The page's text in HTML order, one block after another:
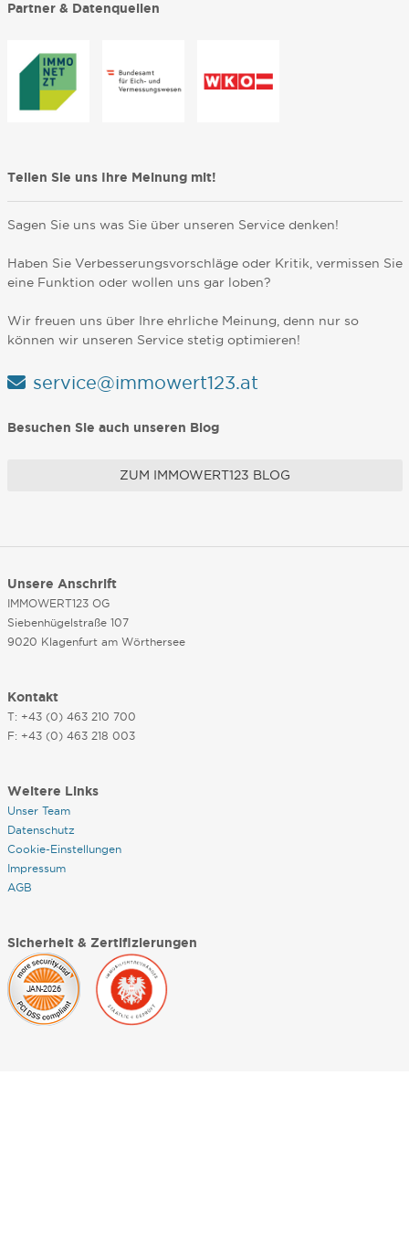
Partner & Datenquellen
Teilen Sie uns Ihre Meinung mit!
Sagen Sie uns was Sie über unseren Service denken!
Haben Sie Verbesserungsvorschläge oder Kritik, vermissen Sie
eine Funktion oder wollen uns gar loben?
Wir freuen uns über Ihre ehrliche Meinung, denn nur so
können wir unseren Service stetig optimieren!
service@immowert123.at
Besuchen Sie auch unseren Blog
ZUM IMMOWERT123 BLOG
Unsere Anschrift
IMMOWERT123 OG
Siebenhügelstraße 107
9020 Klagenfurt am Wörthersee
Kontakt
T: +43 (0) 463 210 700
F: +43 (0) 463 218 003
Weitere Links
Unser Team
Datenschutz
Cookie-Einstellungen
Impressum
AGB
Sicherheit & Zertifizierungen